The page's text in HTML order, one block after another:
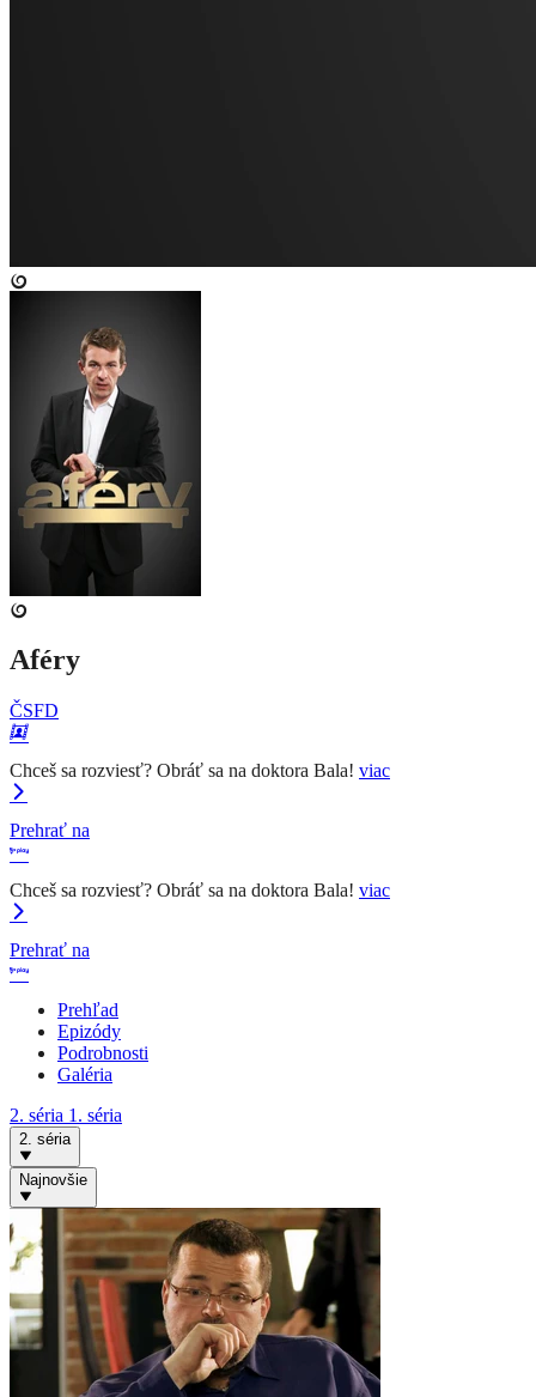
Aféry
ČSFD
Chceš sa rozviesť? Obráť sa na doktora Bala! viac
Prehrať na
Chceš sa rozviesť? Obráť sa na doktora Bala! viac
Prehrať na
Prehľad
Epizódy
Podrobnosti
Galéria
2. séria 1. séria
2. séria
Najnovšie